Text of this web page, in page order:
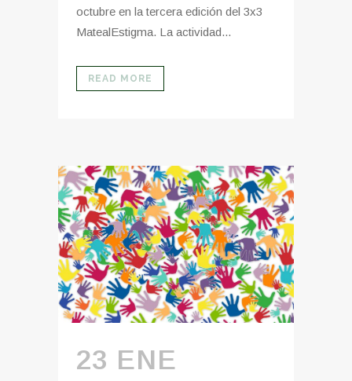
octubre en la tercera edición del 3x3
MatealEstigma. La actividad...
READ MORE
23 ENE